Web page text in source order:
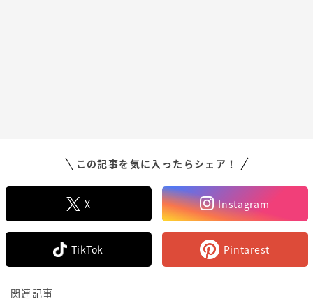
この記事を気に入ったらシェア！
X Instagram
TikTok Pintarest
関連記事